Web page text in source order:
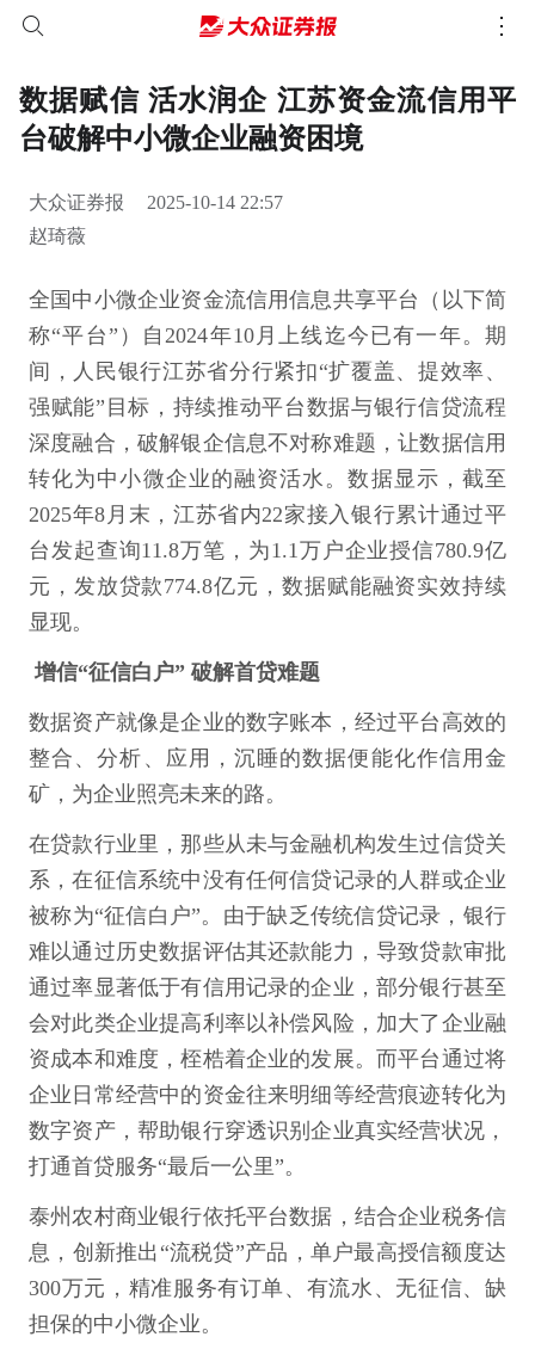
数据赋信 活水润企 江苏资金流信用平
台破解中小微企业融资困境
大众证券报
2025-10-14 22:57
赵琦薇
全国中小微企业资金流信用信息共享平台（以下简
称“平台”）自2024年10月上线迄今已有一年。期
间，人民银行江苏省分行紧扣“扩覆盖、提效率、
强赋能”目标，持续推动平台数据与银行信贷流程
深度融合，破解银企信息不对称难题，让数据信用
转化为中小微企业的融资活水。数据显示，截至
2025年8月末，江苏省内22家接入银行累计通过平
台发起查询11.8万笔，为1.1万户企业授信780.9亿
元，发放贷款774.8亿元，数据赋能融资实效持续
显现。
增信“征信白户” 破解首贷难题
数据资产就像是企业的数字账本，经过平台高效的
整合、分析、应用，沉睡的数据便能化作信用金
矿，为企业照亮未来的路。
在贷款行业里，那些从未与金融机构发生过信贷关
系，在征信系统中没有任何信贷记录的人群或企业
被称为“征信白户”。由于缺乏传统信贷记录，银行
难以通过历史数据评估其还款能力，导致贷款审批
通过率显著低于有信用记录的企业，部分银行甚至
会对此类企业提高利率以补偿风险，加大了企业融
资成本和难度，桎梏着企业的发展。而平台通过将
企业日常经营中的资金往来明细等经营痕迹转化为
数字资产，帮助银行穿透识别企业真实经营状况，
打通首贷服务“最后一公里”。
泰州农村商业银行依托平台数据，结合企业税务信
息，创新推出“流税贷”产品，单户最高授信额度达
300万元，精准服务有订单、有流水、无征信、缺
担保的中小微企业。